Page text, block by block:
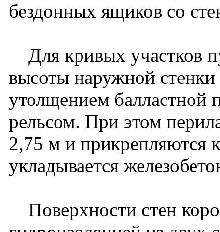
бездонных ящиков со
Для кривых участков
высоты наружной
утолщением
рельсом. При этом
2,75 м и прикрепляются
укладывается
Поверхности стен